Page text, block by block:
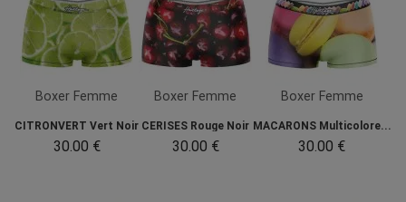
Boxer Femme
CITRONVERT Vert Noir
30.00 €
Boxer Femme
CERISES Rouge Noir
30.00 €
Boxer Femme
MACARONS Multicolore...
30.00 €